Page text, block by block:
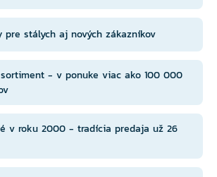
v roku 2000 - tradícia predaja už 26
pre stálych aj nových zákazníkov
- v ponuke viac ako 100 000